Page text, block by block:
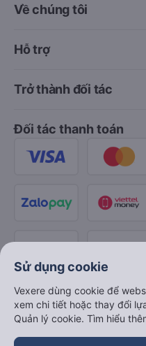
Về chúng tôi
Hỗ trợ
Trở thành đối tác
Đối tác thanh toán
Sử dụng cookie
Vexere dùng cookie để
xem chi tiết hoặc thay đổi
Quản lý cookie. Tìm hiểu